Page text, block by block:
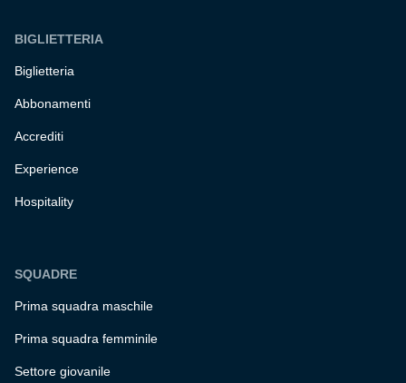
BIGLIETTERIA
Biglietteria
Abbonamenti
Accrediti
Experience
Hospitality
SQUADRE
Prima squadra maschile
Prima squadra femminile
Settore giovanile